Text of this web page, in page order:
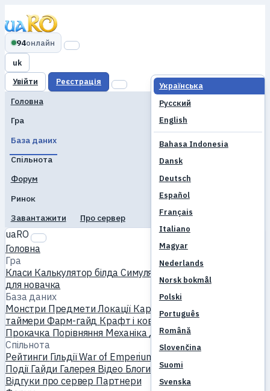
94онлайн
uk
Українська
Русский
English
Bahasa Indonesia
Dansk
Deutsch
Español
Français
Italiano
Magyar
Nederlands
Norsk bokmål
Polski
Português
Română
Slovenčina
Suomi
Svenska
Увійти Реєстрація
Головна
Гра
База даних
Спільнота
Форум
Ринок
Завантажити
Про сервер
uaRO
Головна
Гра
Класи Калькулятор білдаСимулятор скілів
для новачка
База даних
Монстри ПредметиЛокації Карта світу База скілів
таймери Фарм-гайд Крафт і ковкаПетомці
Прокачка Порівняння Механіка Довідники
Спільнота
Рейтинги ГільдіїWar of Emperium
Події Гайди Галерея Відео Блоги КлубиКаталог серверів
Відгуки про сервер Партнери